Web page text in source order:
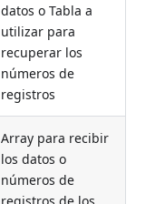
datos o Tabla a
utilizar para
recuperar los
números de
registros
Array para recibir
los datos o
números de